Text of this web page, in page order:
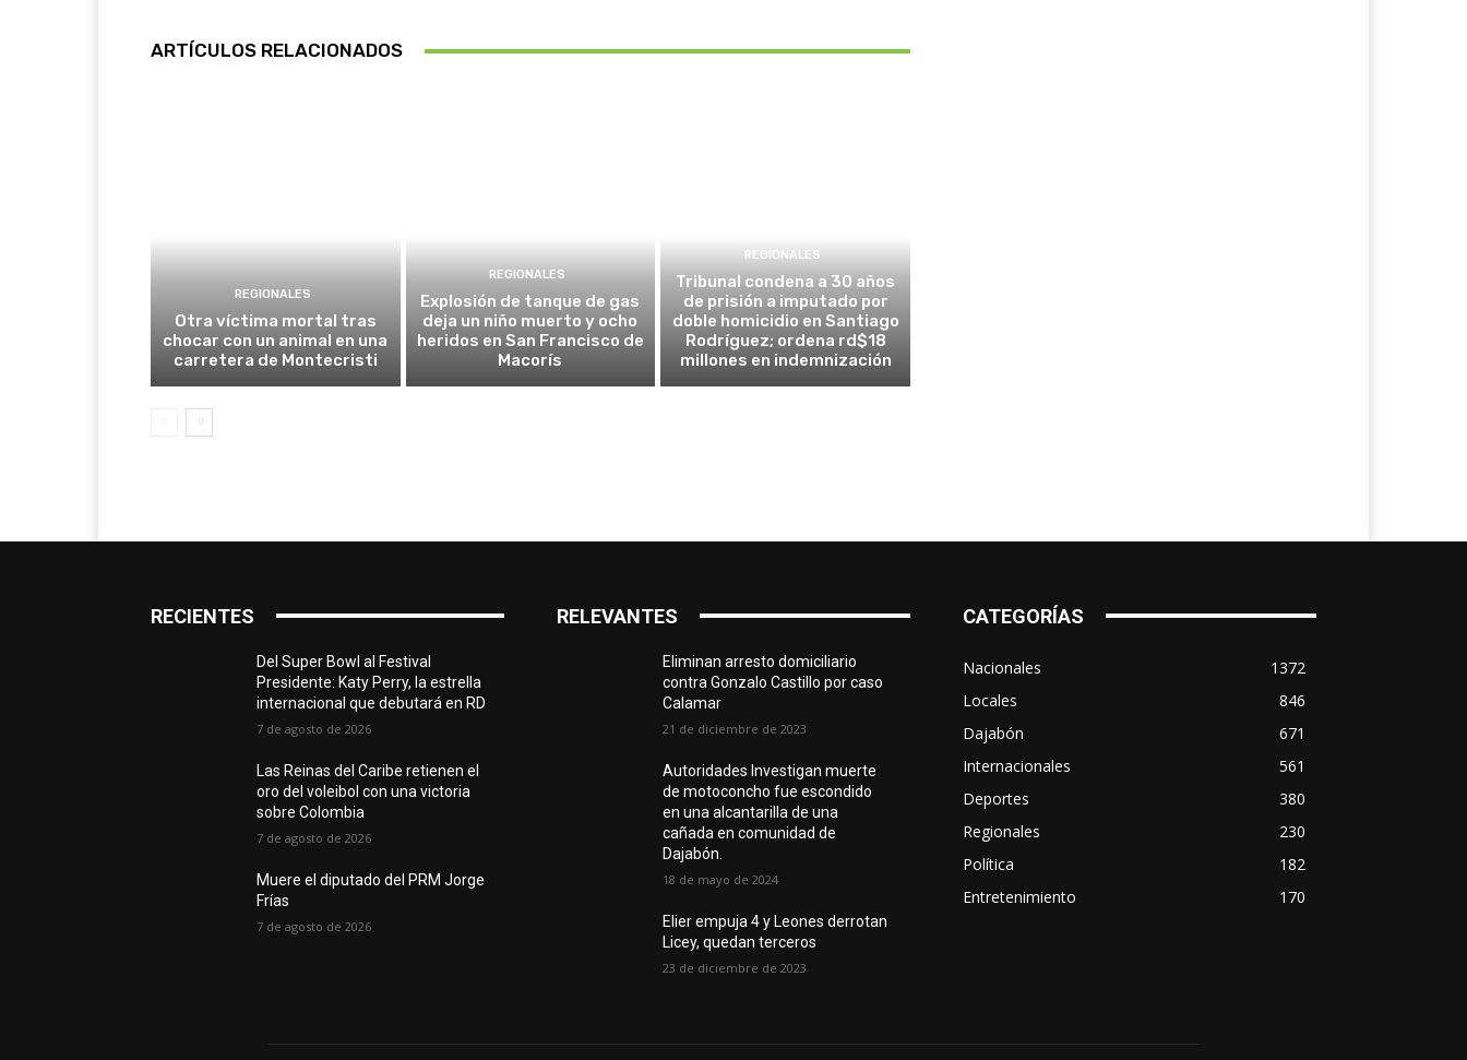
ARTÍCULOS RELACIONADOS
REGIONALES
Otra víctima mortal tras
chocar con un animal en una
carretera de Montecristi
REGIONALES
Explosión de tanque de gas
deja un niño muerto y ocho
heridos en San Francisco de
Macorís
REGIONALES
Tribunal condena a 30 años
de prisión a imputado por
doble homicidio en Santiago
Rodríguez; ordena rd$18
millones en indemnización
RECIENTES
Del Super Bowl al Festival
Presidente: Katy Perry, la estrella
internacional que debutará en RD
7 de agosto de 2026
Las Reinas del Caribe retienen el
oro del voleibol con una victoria
sobre Colombia
7 de agosto de 2026
Muere el diputado del PRM Jorge
Frías
7 de agosto de 2026
RELEVANTES
Eliminan arresto domiciliario
contra Gonzalo Castillo por caso
Calamar
21 de diciembre de 2023
Autoridades Investigan muerte
de motoconcho fue escondido
en una alcantarilla de una
cañada en comunidad de
Dajabón.
18 de mayo de 2024
Elier empuja 4 y Leones derrotan
Licey, quedan terceros
23 de diciembre de 2023
CATEGORÍAS
Nacionales
1372
Locales
846
Dajabón
671
Internacionales
561
Deportes
380
Regionales
230
Política
182
Entretenimiento
170